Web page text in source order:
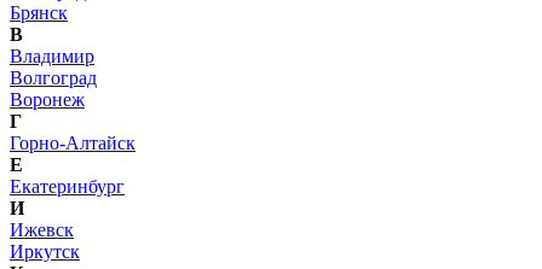
Брянск
В
Владимир
Волгоград
Воронеж
Г
Горно-Алтайск
Е
Екатеринбург
И
Ижевск
Иркутск